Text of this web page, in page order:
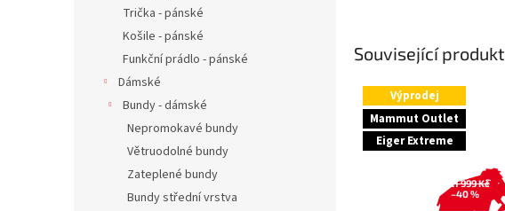
Trička - pánské
Košile - pánské
Funkční prádlo - pánské
Dámské
Bundy - dámské
Nepromokavé bundy
Větruodolné bundy
Zateplené bundy
Bundy střední vrstva
Související
Výprodej
Mammut Outlet
Eiger Extreme
21 999 Kč
–40 %